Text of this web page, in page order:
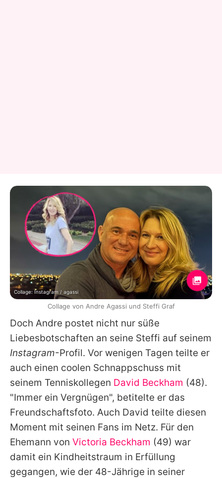
Doch Andre postet nicht nur süße
Liebesbotschaften an seine Steffi auf seinem
Instagram-Profil. Vor wenigen Tagen teilte er
auch einen coolen Schnappschuss mit
seinem Tenniskollegen David Beckham (48).
"Immer ein Vergnügen", betitelte er das
Freundschaftsfoto. Auch David teilte diesen
Moment mit seinen Fans im Netz. Für den
Ehemann von Victoria Beckham (49) war
damit ein Kindheitstraum in Erfüllung
gegangen, wie der 48-Jährige in seiner
Collage: Instagram / agassi
Collage von Andre Agassi und Steffi Graf